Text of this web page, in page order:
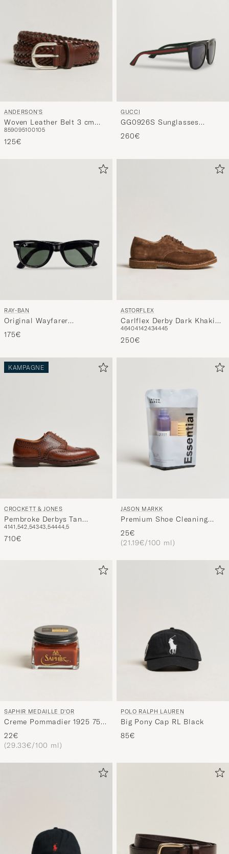
ANDERSON'S
Woven Leather Belt 3 cm
Cognac
859095100105
125€
GUCCI
GG0926S Sunglasses
Black/Green
260€
RAY-BAN
Original Wayfarer
Sunglasses Black/Crystal
Green
175€
ASTORFLEX
Carlflex Derby Dark Khaki
Suede
46404142434445
250€
KAMPAGNE
CROCKETT & JONES
Pembroke Derbys Tan
Grained Calf
4141,542,54343,54444,5
710€
JASON MARKK
Premium Shoe Cleaning
Essential Kit
25€
(21.19€/100 ml)
SAPHIR MEDAILLE D'OR
Creme Pommadier 1925 75
ml Cognac
22€
(29.33€/100 ml)
POLO RALPH LAUREN
Big Pony Cap RL Black
85€